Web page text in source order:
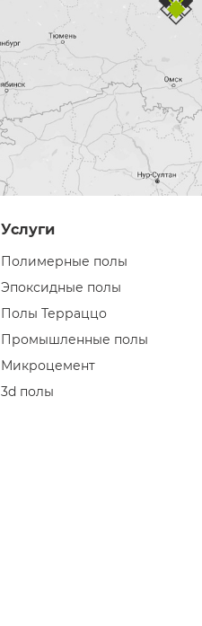
Услуги
Полимерные полы
Эпоксидные полы
Полы Терраццо
Промышленные полы
Микроцемент
3d полы